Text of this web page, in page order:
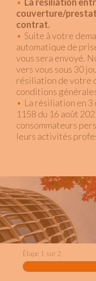
couverture/
contrat.
Suite à votre
automatique de
vous sera envoyé.
vers vous sous 30
résiliation de votre
conditions
La résiliation en 3
1158 du 16 août
consommateurs
leurs activités
Étape 1 sur 2